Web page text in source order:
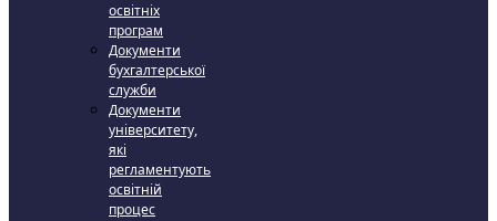
освітніх
програм
Документи
бухгалтерської
служби
Документи
університету,
які
регламентують
освітній
процес